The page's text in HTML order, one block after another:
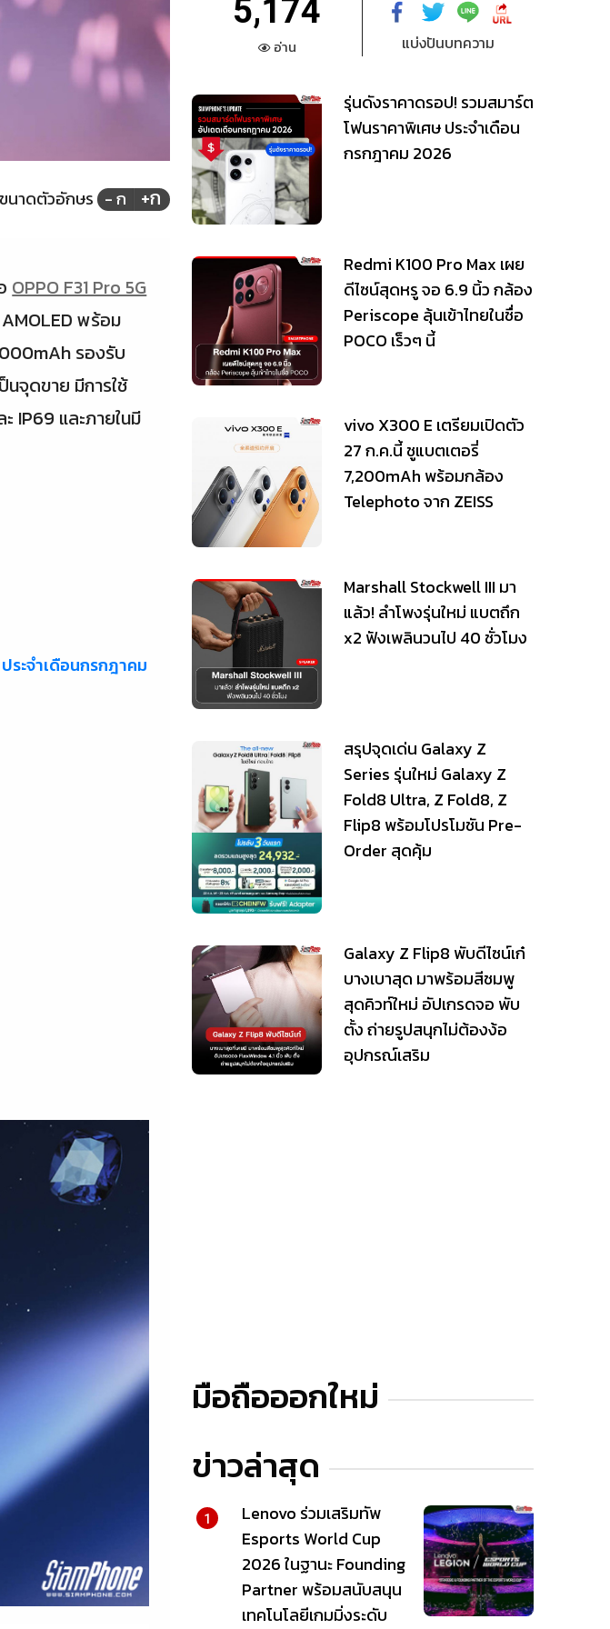
นาดตัวอักษร - ก +ก
OPPO F31 Pro 5G
พร้อม
รองรับ
นจุดขาย มีการใช้
IP69 และภายในมี
ะจำเดือนกรกฎาคม
5,174
อ่าน แบ่งปันบทความ
รุ่นดังราคาดรอป! รวมสมาร์ต
โฟนราคาพิเศษ ประจำเดือน
กรกฎาคม 2026
Redmi K100 Pro Max เผย
ดีไซน์สุดหรู จอ 6.9 นิ้ว กล้อง
Periscope ลุ้นเข้าไทยในชื่อ
POCO เร็วๆ นี้
vivo X300 E เตรียมเปิดตัว
27 ก.ค.นี้ ชูแบตเตอรี่
7,200mAh พร้อมกล้อง
Telephoto จาก ZEISS
Marshall Stockwell III มา
แล้ว! ลำโพงรุ่นใหม่ แบตถึก
x2 ฟังเพลินวนไป 40 ชั่วโมง
สรุปจุดเด่น Galaxy Z
Series รุ่นใหม่ Galaxy Z
Fold8 Ultra, Z Fold8, Z
Flip8 พร้อมโปรโมชัน Pre-
Order สุดคุ้ม
Galaxy Z Flip8 พับดีไซน์เก๋
บางเบาสุด มาพร้อมสีชมพู
สุดคิวท์ใหม่ อัปเกรดจอ พับ
ตั้ง ถ่ายรูปสนุกไม่ต้องง้อ
อุปกรณ์เสริม
มือถือออกใหม่
ข่าวล่าสุด
1
Lenovo ร่วมเสริมทัพ
Esports World Cup
2026 ในฐานะ Founding
Partner พร้อมสนับสนุน
เทคโนโลยีเกมมิ่งระดับ